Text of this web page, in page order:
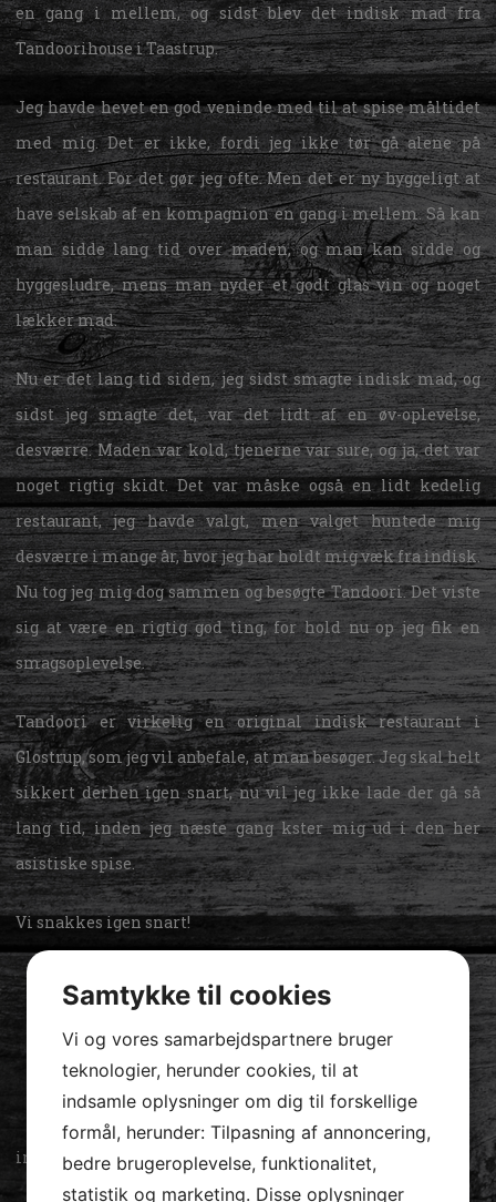
en gang i mellem, og sidst blev det indisk mad fra
Tandoorihousei Taastrup.
Jeg havde hevet en god veninde med til at spise måltidet
med mig. Det er ikke, fordi jeg ikke tør gå alene på
restaurant. For det gør jeg ofte. Men det er ny hyggeligt at
have selskab af en kompagnion en gang i mellem. Så kan
man sidde lang tid over maden, og man kan sidde og
hyggesludre, mens man nyder et godt glas vin og noget
lækker mad.
Nu er det lang tid siden, jeg sidst smagte indisk mad, og
sidst jeg smagte det, var det lidt af en øv-oplevelse,
desværre. Maden var kold, tjenerne var sure, og ja, det var
noget rigtig skidt. Det var måske også en lidt kedelig
restaurant, jeg havde valgt, men valget huntede mig
desværre i mange år, hvor jeg har holdt mig væk fra indisk.
Nu tog jeg mig dog sammen og besøgte Tandoori. Det viste
sig at være en rigtig god ting, for hold nu op jeg fik en
smagsoplevelse.
Tandoori er virkelig enoriginal indisk restaurant i
Glostrup, som jeg vil anbefale, at man besøger. Jeg skal helt
sikkert derhen igen snart, nu vil jeg ikke lade der gå så
lang tid, inden jeg næste gang kster mig ud i den her
asistiske spise.
Vi snakkes igen snart!
indisk restaurant glostrup
Samtykke til cookies
Vi og vores samarbejdspartnere bruger
teknologier, herunder cookies, til at
indsamle oplysninger om dig til forskellige
formål, herunder: Tilpasning af annoncering,
bedre brugeroplevelse, funktionalitet,
statistik og marketing. Disse oplysninger